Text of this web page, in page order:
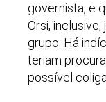
governista, e
Orsi,
grupo. Há
teriam
possível